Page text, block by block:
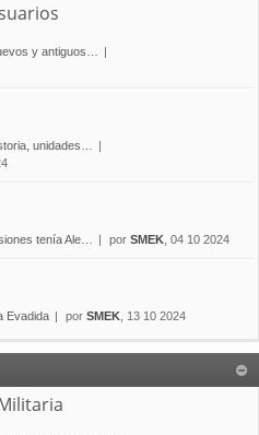
y antiguos…
unidades…
tenía Ale… por SMEK , 04 10 2024
Evadida por SMEK , 13 10 2024